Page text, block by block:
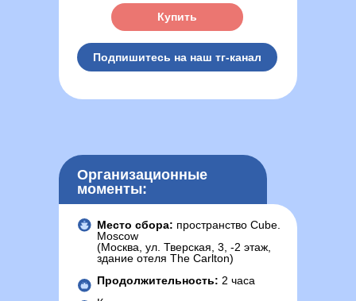
Купить
Подпишитесь на наш тг-канал
Место сбора: пространство Cube.
Moscow
(Москва, ул. Тверская, 3, -2 этаж,
здание отеля The Carlton)
Продолжительность: 2 часа
Организационные
моменты: